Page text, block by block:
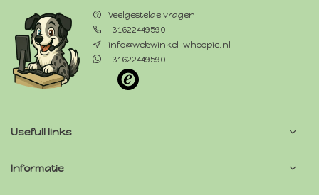
Veelgestelde vragen
+31622449590
info@webwinkel-whoopie.nl
+31622449590
Usefull links
Informatie